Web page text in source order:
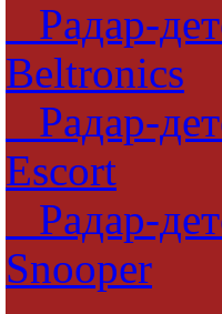
Радар-
Beltronics
Радар-
Escort
Радар-
Snooper